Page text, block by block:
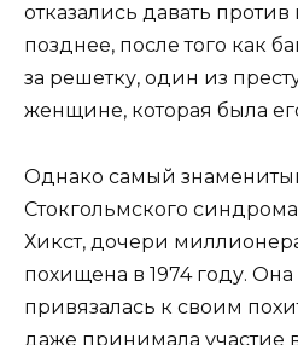
отказались давать
позднее, после того как
за решетку, один из
женщине, которая была
Однако самый
Стокгольмского
Хикст, дочери
похищена в 1974 году. Она
привязалась к своим
даже принимала участие